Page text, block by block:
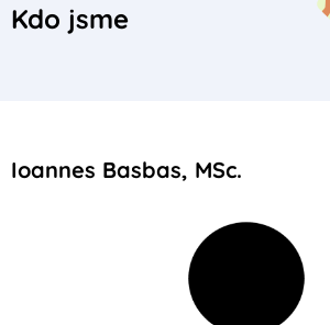
Kdo jsme
Ioannes Basbas, MSc.